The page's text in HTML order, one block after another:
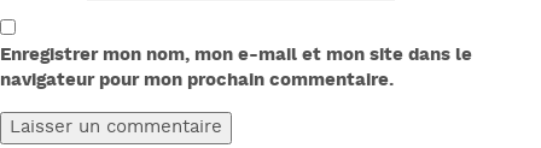
Enregistrer mon nom, mon e-mail et mon site dans le
navigateur pour mon prochain commentaire.